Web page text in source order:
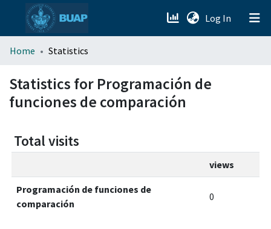
Log In (current)
menu.section.about_menu
All of DSpace
Home Statistics
Statistics for Programación de
funciones de comparación
Total visits
views
Programación de funciones de
comparación
0